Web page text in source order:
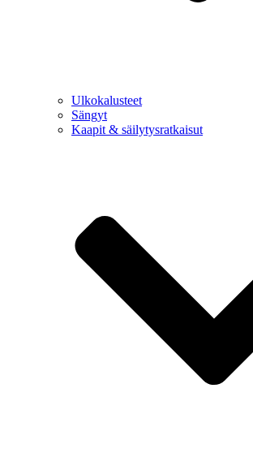
Ulkokalusteet
Sängyt
Kaapit & säilytysratkaisut